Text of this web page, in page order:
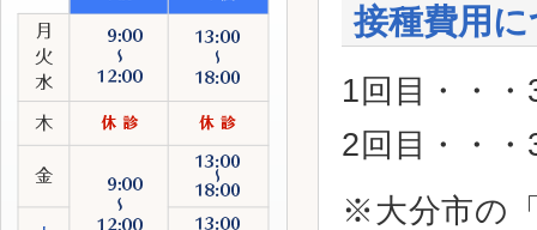
接種費用
1回目・・
2回目・・
※大分市の